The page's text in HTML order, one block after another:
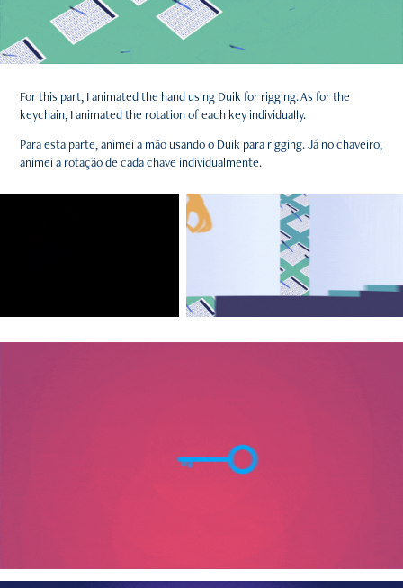
For this part, I animated the hand using Duik for rigging. As for the
keychain, I animated the rotation of each key individually.
Para esta parte, animei a mão usando o Duik para rigging. Já no chaveiro,
animei a rotação de cada chave individualmente.